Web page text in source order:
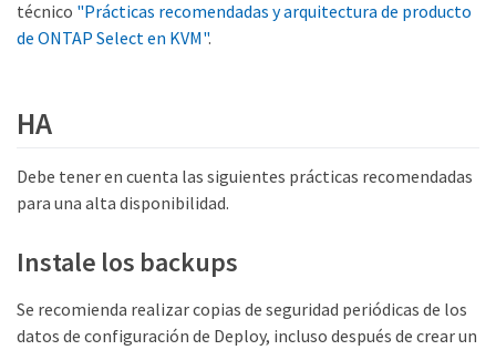
técnico "Prácticas recomendadas y arquitectura de producto
de ONTAP Select en KVM".
HA
Debe tener en cuenta las siguientes prácticas recomendadas
para una alta disponibilidad.
Instale los backups
Se recomienda realizar copias de seguridad periódicas de los
datos de configuración de Deploy, incluso después de crear un